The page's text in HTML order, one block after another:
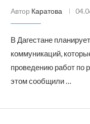
Автор Каратова
В Дагестане
коммуникаций,
проведению работ по
этом сообщили …